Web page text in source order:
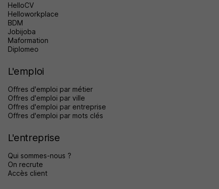
HelloCV
Helloworkplace
BDM
Jobijoba
Maformation
Diplomeo
L'emploi
Offres d'emploi par métier
Offres d'emploi par ville
Offres d'emploi par entreprise
Offres d'emploi par mots clés
L'entreprise
Qui sommes-nous ?
On recrute
Accès client